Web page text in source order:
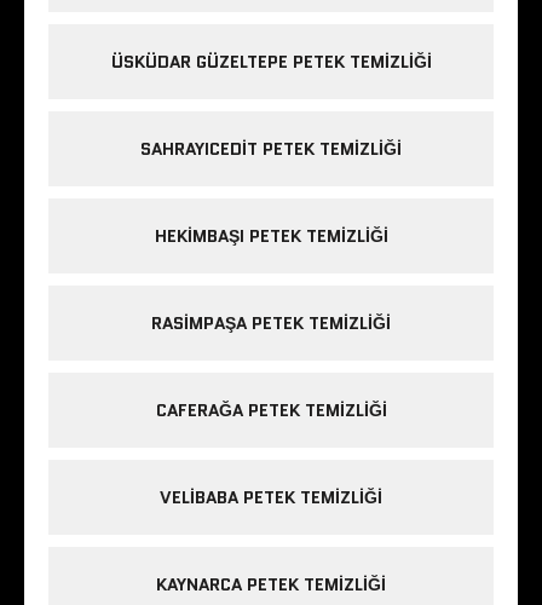
ÜSKÜDAR GÜZELTEPE PETEK TEMIZLIĞI
SAHRAYICEDIT PETEK TEMIZLIĞI
HEKIMBAŞI PETEK TEMIZLIĞI
RASIMPAŞA PETEK TEMIZLIĞI
CAFERAĞA PETEK TEMIZLIĞI
VELIBABA PETEK TEMIZLIĞI
KAYNARCA PETEK TEMIZLIĞI